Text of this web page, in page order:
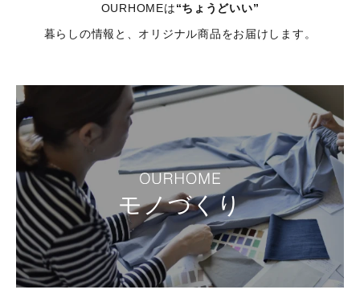
OURHOMEは“ちょうどいい”
暮らしの情報と、オリジナル商品をお届けします。
モノづくり